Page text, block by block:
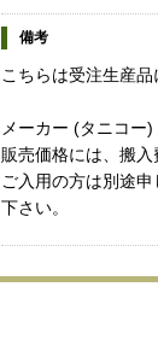
備考
こちらは受注生産品
メーカー (タニコー)
販売価格には、搬入
ご入用の方は別途
下さい。